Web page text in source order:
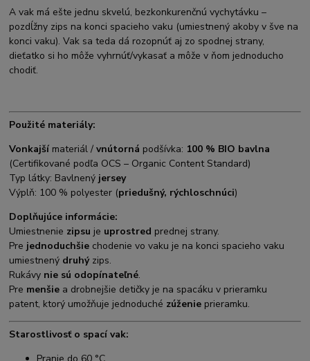
A vak má ešte jednu skvelú, bezkonkurenčnú vychytávku –
pozdĺžny zips na konci spacieho vaku (umiestnený akoby v šve na
konci vaku). Vak sa teda dá rozopnúť aj zo spodnej strany,
dieťatko si ho môže vyhrnúť/vykasať a môže v ňom jednoducho
chodiť.
Použité materiály:
Vonkajší materiál /vnútorná podšívka: 100 % BIO bavlna
(Certifikované podľa OCS – Organic Content Standard)
Typ látky: Bavlnený jersey
Výplň: 100 % polyester (priedušný, rýchloschnúci)
Doplňujúce informácie:
Umiestnenie zipsu je uprostred prednej strany.
Pre jednoduchšie chodenie vo vaku je na konci spacieho vaku
umiestnený druhý zips.
Rukávy nie sú odopínateľné.
Pre menšie a drobnejšie detičky je na spacáku v prieramku
patent, ktorý umožňuje jednoduché zúženie prieramku.
Starostlivosť o spací vak:
Pranie do 60 °C